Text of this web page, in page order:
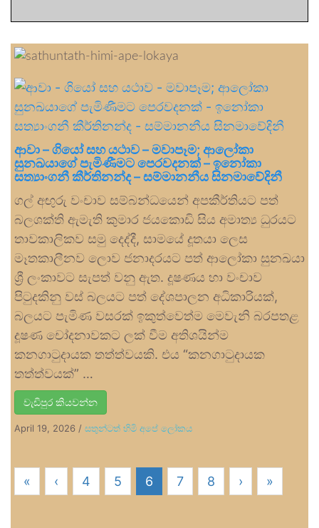
ආවා – ගියෝ සහ යථාව – මවාපෑම; ආලෝකා
සුනඛයාගේ පැමිණීමට පෙරවදනක් – ඉනෝකා
සත්‍යාංගනී කීර්තිනන්ද – සම්මානනීය සිනමාවේදිනී
ගල් අඟුරු වංචාව සම්බන්ධයෙන් අපකීර්තියට පත්
බලශක්ති ඇමැති කුමාර ජයකොඩි සිය අමාත්‍ය ධුරයට
තාවකාලිකව සමු දෙද්දී, සාමයේ දූතයා ලෙස
මෑතකාලීනව ලොව ජනාදරයට පත් ආලෝකා සුනඛයා
ශ්‍රී ලංකාවට සැපත් වනු ඇත. දූෂණය හා වංචාව
පිටුදකිනු වස් බලයට පත් දේශපාලන අධිකාරියක්,
බලයට පැමිණ වසරක් ඉකුත්වෙත්ම මෙවැනි බරපතළ
දූෂණ චෝදනාවකට ලක් වීම අතිශයින්ම
කනගාටුදායක තත්ත්වයකි. එය “කනගාටුදායක
තත්ත්වයක්” …
වැඩිපුර කියවන්න
April 19, 2026 / සතුන්ටත් හිමි අපේ ලෝකය
« ‹ 4 5 6 7 8 › »